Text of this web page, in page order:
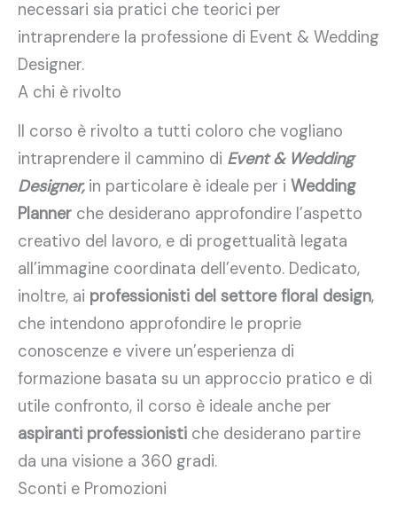
necessari sia pratici che teorici per
intraprendere la professione di Event & Wedding
Designer.
A chi è rivolto
Il corso è rivolto a tutti coloro che vogliano
intraprendere il cammino di Event & Wedding
Designer,in particolare è ideale per i Wedding
Planner che desiderano approfondire l’aspetto
creativo del lavoro, e di progettualità legata
all’immagine coordinata dell’evento. Dedicato,
inoltre, ai professionisti del settore floral design,
che intendono approfondire le proprie
conoscenze e vivere un’esperienza di
formazione basata su un approccio pratico e di
utile confronto, il corso è ideale anche per
aspiranti professionisti che desiderano partire
da una visione a 360 gradi.
Sconti e Promozioni